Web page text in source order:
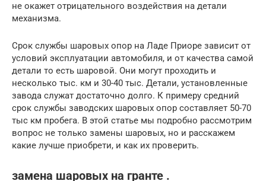
не окажет отрицательного воздействия на детали
механизма.
Срок службы шаровых опор на Ладе Приоре зависит от
условий эксплуатации автомобиля, и от качества самой
детали то есть шаровой. Они могут проходить и
несколько тыс. км и 30-40 тыс. Детали, установленные
завода служат достаточно долго. К примеру средний
срок службы заводских шаровых опор составляет 50-70
тыс км пробега. В этой статье мы подробно рассмотрим
вопрос не только замены шаровых, но и расскажем
какие лучше приобрети, и как их проверить.
замена шаровых на гранте .